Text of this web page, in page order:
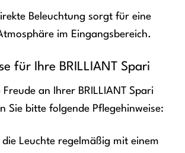
Beleuchtung sorgt für eine
im Eingangsbereich.
für Ihre BRILLIANT Spari
Freude an Ihrer BRILLIANT Spari
Sie bitte folgende Pflegehinweise:
die Leuchte regelmäßig mit einem